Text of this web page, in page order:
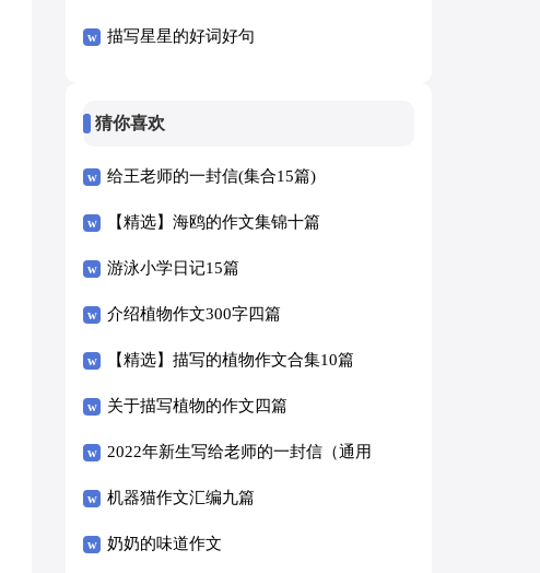
描写星星的好词好句
猜你喜欢
给王老师的一封信(集合15篇)
【精选】海鸥的作文集锦十篇
游泳小学日记15篇
介绍植物作文300字四篇
【精选】描写的植物作文合集10篇
关于描写植物的作文四篇
2022年新生写给老师的一封信（通用
8篇）
机器猫作文汇编九篇
奶奶的味道作文